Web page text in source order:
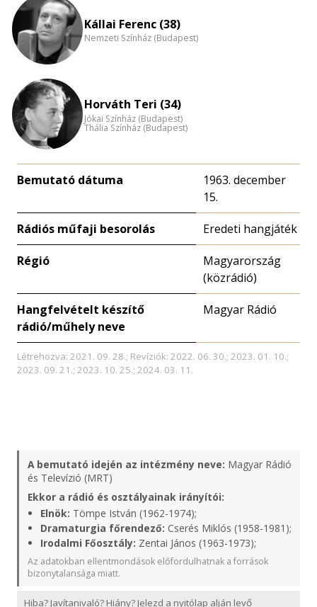
nagyítása
Kállai Ferenc (38)
Nemzeti Színház (Budapest)
Horváth Teri (34)
Jókai Színház (Budapest)
Thália Színház (Budapest)
Bemutató dátuma
1963. december
15.
Rádiós műfaji besorolás Eredeti hangjáték
Régió
Magyarország
(közrádió)
Hangfelvételt készítő
rádió/műhely neve
Magyar Rádió
Létrehozva: 2021. 09. 28.; Revíziók: 2022. 06. 30.; 2023. 01. 10.;
2023. 09. 21.; 2023. 10. 25.; 2024. 03. 11.
A bemutató idején az intézmény neve: Magyar Rádió
és Televízió (MRT)
Ekkor a rádió és osztályainak irányítói:
Elnök: Tömpe István (1962-1974);
Dramaturgia főrendező: Cserés Miklós (1958-1981);
Irodalmi Főosztály: Zentai János (1963-1973);
Az adatokban ellentmondások előfordulhatnak a források
bizonytalansága miatt.
Hiba? Javítanivaló? Hiány? Jelezd a nyitólap alján levő